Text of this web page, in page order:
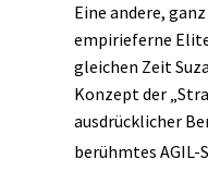
Eine andere,
empirieferne
gleichen Zeit
Konzept der
ausdrücklicher
berühmtes AGIL-